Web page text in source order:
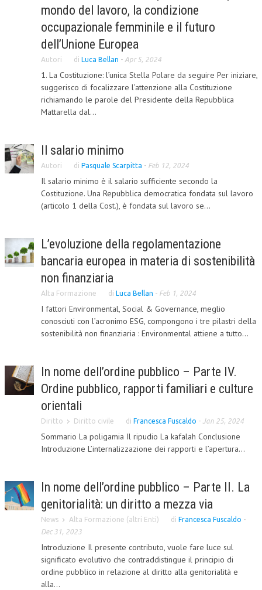
DIRITTO PENALE D’IMPRESA
DIRITTO DEL LAVORO
DIRITTO DEL WEB
DIRITTO DELLE IMPRESE IN CRISI
CRIMINOLOGIA E CRIMINALISTICA
FISCO
DIRITTO TRIBUTARIO
FISCALITÀ INTERNAZIONALE
CRIMINOLOGIA TRIBUTARIA
CFC E PARADISI FISCALI
PRASSI
AMMINISTRATIVA
GIURISPRUDENZA
EUROPEA
COSTITUZIONALE
CIVILE
PENALE
NEWS
ARCHIVIO EVENTI (FINO AL 2022)
PUBBLICAZIONI
mondo del lavoro, la condizione
occupazionale femminile e il futuro
dell’Unione Europea
Autori di Luca Bellan - Apr 5, 2024
1. La Costituzione: l’unica Stella Polare da seguire Per iniziare,
suggerisco di focalizzare l’attenzione alla Costituzione
richiamando le parole del Presidente della Repubblica
Mattarella dal...
Il salario minimo
Autori di Pasquale Scarpitta - Feb 12, 2024
Il salario minimo è il salario sufficiente secondo la
Costituzione. Una Repubblica democratica fondata sul lavoro
(articolo 1 della Cost.), è fondata sul lavoro se...
L’evoluzione della regolamentazione
bancaria europea in materia di sostenibilità
non finanziaria
Alta Formazione di Luca Bellan - Feb 1, 2024
I fattori Environmental, Social & Governance, meglio
conosciuti con l’acronimo ESG, compongono i tre pilastri della
sostenibilità non finanziaria : Environmental attiene a tutto...
In nome dell’ordine pubblico – Parte IV.
Ordine pubblico, rapporti familiari e culture
orientali
Diritto Diritto civile di Francesca Fuscaldo - Jan 25, 2024
Sommario La poligamia Il ripudio La kafalah Conclusione
Introduzione L’internalizzazione dei rapporti e l’apertura...
In nome dell’ordine pubblico – Parte II. La
genitorialità: un diritto a mezza via
News Alta Formazione (altri Enti) di Francesca Fuscaldo -
Dec 31, 2023
Introduzione Il presente contributo, vuole fare luce sul
significato evolutivo che contraddistingue il principio di
ordine pubblico in relazione al diritto alla genitorialità e
alla...